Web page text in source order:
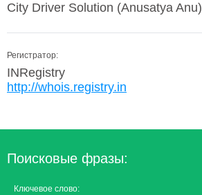
City Driver Solution (Anusatya Anu)
Регистратор:
INRegistry
http://whois.registry.in
Поисковые фразы:
Ключевое слово: